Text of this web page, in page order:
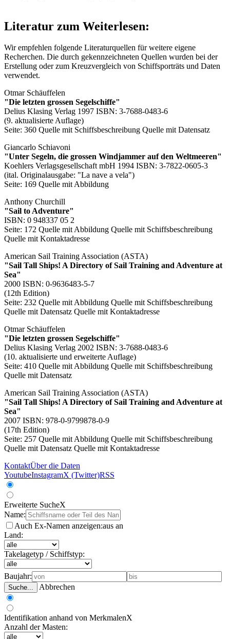
Literatur zum Weiterlesen:
Wir empfehlen folgende Literaturquellen für weitere eigene
Recherchen. Die durch gekennzeichneten Quellen wurden bei der
Erstellung oder zum Kreuzvergleich von Schiffsporträts und Daten
verwendet.
Otmar Schäuffelen
"Die letzten grossen Segelschiffe"
Delius Klasing Verlag 1997 ISBN: 3-7688-0483-6
(9. aktualisierte Auflage)
Seite: 360 Quelle mit Schiffsbeschreibung Quelle mit Datensatz
Giancarlo Schiavoni
"Unter Segeln, die grossen Windjammer auf den Weltmeeren"
Koehlers Verlagsgesellschaft mbH 1994 ISBN: 3-7822-0605-3
(ital. Originalausgabe: "La nave a vela")
Seite: 169 Quelle mit Abbildung
Anthony Churchill
"Sail to Adventure"
ISBN: 0 948337 05 2
Seite: 172 Quelle mit Abbildung Quelle mit Schiffsbeschreibung
Quelle mit Kontaktadresse
American Sail Training Association (ASTA)
"Sail Tall Ships! A Directory of Sail Training and Adventure at
Sea"
2000 ISBN: 0-9636483-5-7
(12th Edition)
Seite: 232 Quelle mit Abbildung Quelle mit Schiffsbeschreibung
Quelle mit Datensatz Quelle mit Kontaktadresse
Otmar Schäuffelen
"Die letzten grossen Segelschiffe"
Delius Klasing Verlag 2002 ISBN: 3-7688-0483-6
(10. aktualisierte und erweiterte Auflage)
Seite: 410 Quelle mit Abbildung Quelle mit Schiffsbeschreibung
Quelle mit Datensatz
American Sail Training Association (ASTA)
"Sail Tall Ships! A Directory of Sail Training and Adventure at
Sea"
2007 ISBN: 978-0-9799878-0-9
(17th Edition)
Seite: 257 Quelle mit Abbildung Quelle mit Schiffsbeschreibung
Quelle mit Datensatz Quelle mit Kontaktadresse
KontaktÜber die Daten
YoutubeInstagramX (Twitter)RSS
Erweiterte SucheX
Name:
Auch Ex-Namen anzeigen:aus an
Land:
Takelagetyp / Schiffstyp:
Baujahr:
Suche... Abbrechen
Identifikation anhand von MerkmalenX
Anzahl der Masten: